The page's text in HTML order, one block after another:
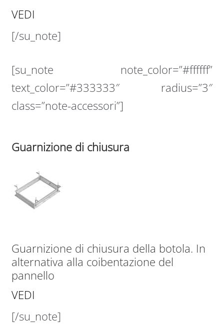
VEDI
[/su_note]
[su_note note_color=”#ffffff”
text_color=”#333333″ radius=”3″
class=”note-accessori”]
Guarnizione di chiusura
Guarnizione di chiusura della botola. In
alternativa alla coibentazione del
pannello
VEDI
[/su_note]